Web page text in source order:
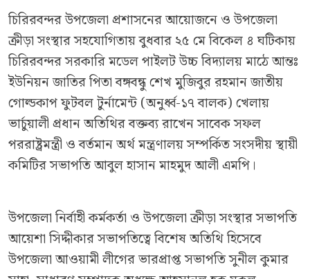
চিরিরবন্দর উপজেলা প্রশাসনের আয়োজনে ও উপজেলা
ক্রীড়া সংস্থার সহযোগিতায় বুধবার ২৫ মে বিকেল ৪ ঘটিকায়
চিরিরবন্দর সরকারি মডেল পাইলট উচ্চ বিদ্যালয় মাঠে আন্তঃ
ইউনিয়ন জাতির পিতা বঙ্গবন্ধু শেখ মুজিবুর রহমান জাতীয়
গোল্ডকাপ ফুটবল টুর্নামেন্ট (অনুর্ধ্ব-১৭ বালক) খেলায়
ভার্চুয়ালী প্রধান অতিথির বক্তব্য রাখেন সাবেক সফল
পররাষ্ট্রমন্ত্রী ও বর্তমান অর্থ মন্ত্রণালয় সম্পর্কিত সংসদীয় স্থায়ী
কমিটির সভাপতি আবুল হাসান মাহমুদ আলী এমপি।
উপজেলা নির্বাহী কর্মকর্তা ও উপজেলা ক্রীড়া সংস্থার সভাপতি
আয়েশা সিদ্দীকার সভাপতিত্বে বিশেষ অতিথি হিসেবে
উপজেলা আওয়ামী লীগের ভারপ্রাপ্ত সভাপতি সুনীল কুমার